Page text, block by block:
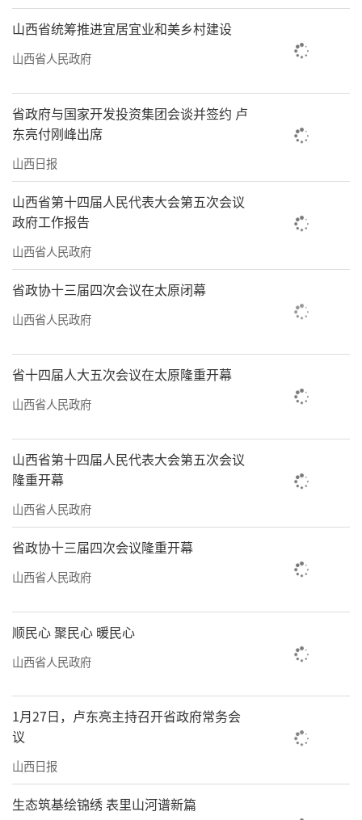
山西省统筹推进宜居宜业和美乡村建设
山西省人民政府
省政府与国家开发投资集团会谈并签约 卢
东亮付刚峰出席
山西日报
山西省第十四届人民代表大会第五次会议
政府工作报告
山西省人民政府
省政协十三届四次会议在太原闭幕
山西省人民政府
省十四届人大五次会议在太原隆重开幕
山西省人民政府
山西省第十四届人民代表大会第五次会议
隆重开幕
山西省人民政府
省政协十三届四次会议隆重开幕
山西省人民政府
顺民心 聚民心 暖民心
山西省人民政府
1月27日，卢东亮主持召开省政府常务会
议
山西日报
生态筑基绘锦绣 表里山河谱新篇